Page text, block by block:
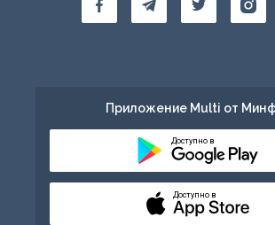
Приложение Multi от
Доступно в
Доступно в